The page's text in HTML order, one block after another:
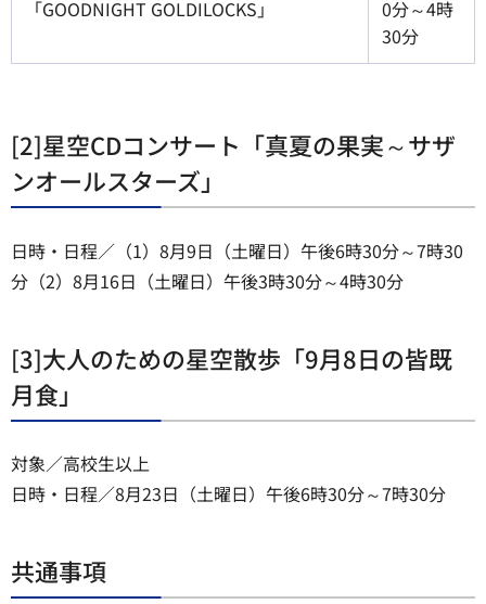
「GOODNIGHT GOLDILOCKS」
0分～4時
30分
[2]星空CDコンサート「真夏の果実～サザ
ンオールスターズ」
日時・日程／（1）8月9日（土曜日）午後6時30分～7時30
分（2）8月16日（土曜日）午後3時30分～4時30分
[3]大人のための星空散歩「9月8日の皆既
月食」
対象／高校生以上
日時・日程／8月23日（土曜日）午後6時30分～7時30分
共通事項